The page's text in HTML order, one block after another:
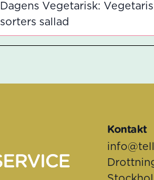
Dagens Vegetarisk:
sorters sallad
Kontakt